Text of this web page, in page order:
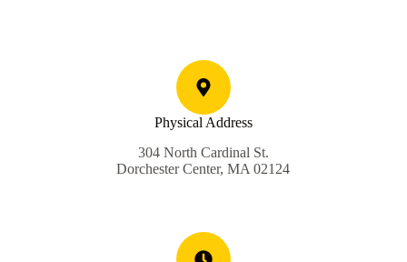
Physical Address
304 North Cardinal St.
Dorchester Center, MA 02124